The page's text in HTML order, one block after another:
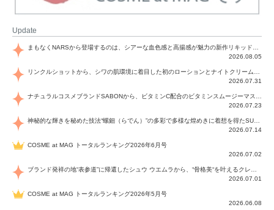
Update
まもなくNARSから登場するのは、シアーな血色感と高揚感が魅力の新作リキッドブラッシュ「インセイシャブル リキッドブラッシュ」と、ゴールデンアワーに染まる空にインスピレーションを得た「アフターグロー リップシャイン」の新色！夏をハックして！
2026.08.05
リンクルショットから、シワの肌環境に着目した初のローションとナイトクリームが登場！デイリーケアで、シワ特有の肌環境を改善し、シワが目立たない肌へと導きます。
2026.07.31
ナチュラルコスメブランドSABONから、ビタミンC配合のビタミンスムージーマスク「ラディアンスマスク」と、ペパーミントにオーガニックハーブを凝縮したジェルの涼感トリートメント美容液「スカルプセラム リフレッシング」が登場！日々のデイリーケアで、過酷な猛暑で疲れた肌や頭皮をサポート、心地よくリフレッシュし、優しく肌を整えます。
2026.07.23
神秘的な輝きを秘めた技法“螺鈿（らでん）”の多彩で多様な煌めきに着想を得たSUQQUの2026 秋 カラーコレクションから登場するのは、艶然と輝くアイシャドウや偏光パールを配したフェイスカラー、繊細なパールの煌めくネイル、そしてそれらを際立てる“朧げな艶”を秘めた新リクイドリップ「ブラー リクイド リップ」。強さを秘めたまろやかな洗練の表情に。
2026.07.14
COSME at MAG トータルランキング2026年6月号
2026.07.02
ブランド発祥の地“表参道”に帰還したシュウ ウエムラから、“骨格美“を叶えるクレヨンタイプのフェイスカラー「スカルプト クレヨン」と、ブランド初のリノベーションで進化した名品アイブロウ「ハード フォーミュラ ハード 10」が登場！
2026.07.01
COSME at MAG トータルランキング2026年5月号
2026.06.08